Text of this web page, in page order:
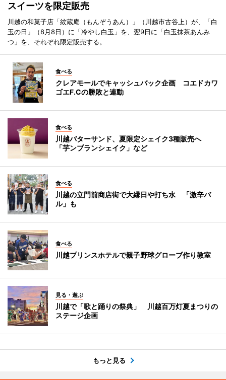
スイーツを限定販売
川越の和菓子店「紋蔵庵（もんぞうあん）」（川越市古谷上）が、「白
玉の日」（8月8日）に「冷やし白玉」を、翌9日に「白玉抹茶あんみ
つ」を、それぞれ限定販売する。
食べる
クレアモールでキャッシュバック企画 コエドカワ
ゴエF.Cの勝敗と連動
食べる
川越バターサンド、夏限定シェイク3種販売へ
「芋ンブランシェイク」など
食べる
川越の立門前商店街で大縁日や打ち水 「激辛バ
ル」も
食べる
川越プリンスホテルで親子野球グローブ作り教室
見る・遊ぶ
川越で「歌と踊りの祭典」 川越百万灯夏まつりの
ステージ企画
もっと見る